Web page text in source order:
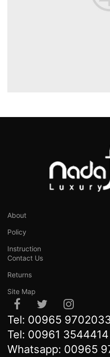
About
Policy
Instruction
Contact Us
Returns
Site Map
Tel: 00965
Tel: 00961 3544414
Whatsapp: 00965